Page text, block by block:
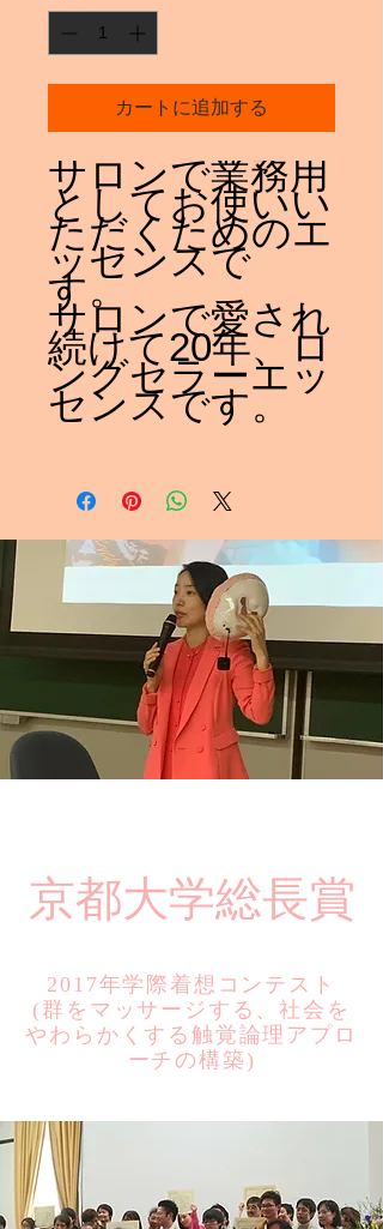
カートに追加する
サロンで業務用
としてお使いい
ただくためのエ
ッセンスで
す。
サロンで愛され
続けて20年、ロ
ングセラーエッ
センスです。
​京都大学総長賞
2017年学際着想コンテスト
​(群をマッサージする、社会を
やわらかくする触覚論理アプロ
ーチの構築)